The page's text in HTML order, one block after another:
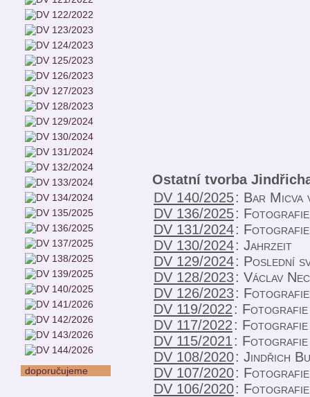
doporučujeme
Ostatní tvorba
DV 140/2025: Bar Micva
DV 136/2025: Fotografie
DV 131/2024: Fotografie
DV 130/2024: Jahrzeit
DV 129/2024: Poslední
DV 128/2023: Václav
DV 126/2023: Fotografie
DV 119/2022: Fotografie
DV 117/2022: Fotografie
DV 115/2021: Fotografie
DV 108/2020: Jindřich
DV 107/2020: Fotografie
DV 106/2020: Fotografie